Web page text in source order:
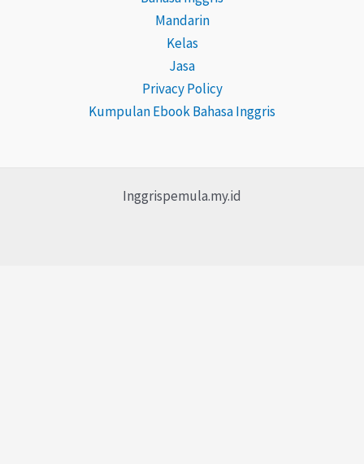
Mandarin
Kelas
Jasa
Privacy Policy
Kumpulan Ebook Bahasa Inggris
Inggrispemula.my.id